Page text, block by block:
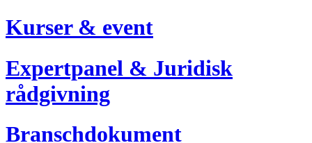
Kurser & event
Expertpanel & Juridisk
rådgivning
Branschdokument